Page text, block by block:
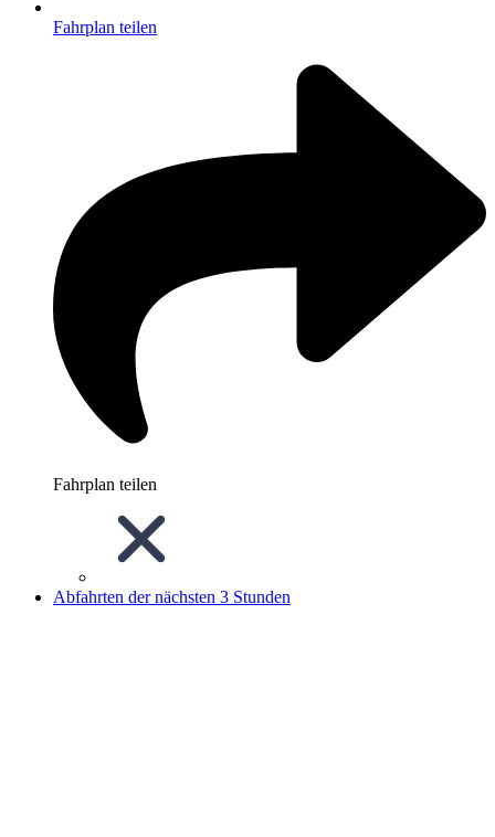
Fahrplan teilen
Fahrplan teilen
Abfahrten der nächsten 3 Stunden